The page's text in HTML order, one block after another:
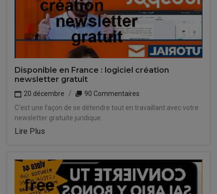
Disponible en France : logiciel création
newsletter gratuit
20 décembre
90 Commentaires
C'est une façon de se détendre tout en travaillant avec votre
newsletter gratuite juridique.
Lire Plus